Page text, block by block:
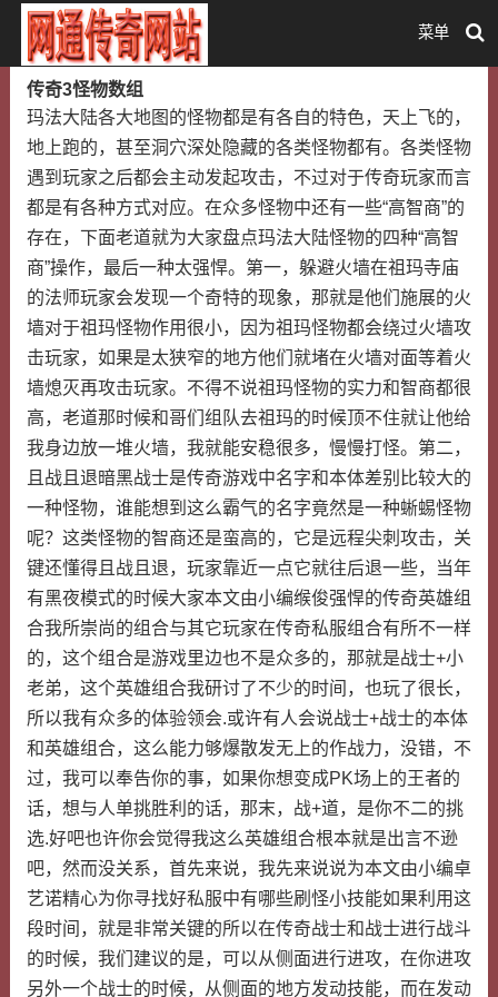
菜单
传奇3怪物数组
玛法大陆各大地图的怪物都是有各自的特色，天上飞的，
地上跑的，甚至洞穴深处隐藏的各类怪物都有。各类怪物
遇到玩家之后都会主动发起攻击，不过对于传奇玩家而言
都是有各种方式对应。在众多怪物中还有一些“高智商”的
存在，下面老道就为大家盘点玛法大陆怪物的四种“高智
商”操作，最后一种太强悍。第一，躲避火墙在祖玛寺庙
的法师玩家会发现一个奇特的现象，那就是他们施展的火
墙对于祖玛怪物作用很小，因为祖玛怪物都会绕过火墙攻
击玩家，如果是太狭窄的地方他们就堵在火墙对面等着火
墙熄灭再攻击玩家。不得不说祖玛怪物的实力和智商都很
高，老道那时候和哥们组队去祖玛的时候顶不住就让他给
我身边放一堆火墙，我就能安稳很多，慢慢打怪。第二，
且战且退暗黑战士是传奇游戏中名字和本体差别比较大的
一种怪物，谁能想到这么霸气的名字竟然是一种蜥蜴怪物
呢？这类怪物的智商还是蛮高的，它是远程尖刺攻击，关
键还懂得且战且退，玩家靠近一点它就往后退一些，当年
有黑夜模式的时候大家本文由小编缑俊强悍的传奇英雄组
合我所崇尚的组合与其它玩家在传奇私服组合有所不一样
的，这个组合是游戏里边也不是众多的，那就是战士+小
老弟，这个英雄组合我研讨了不少的时间，也玩了很长，
所以我有众多的体验领会.或许有人会说战士+战士的本体
和英雄组合，这么能力够爆散发无上的作战力，没错，不
过，我可以奉告你的事，如果你想变成PK场上的王者的
话，想与人单挑胜利的话，那末，战+道，是你不二的挑
选.好吧也许你会觉得我这么英雄组合根本就是出言不逊
吧，然而没关系，首先来说，我先来说说为本文由小编卓
艺诺精心为你寻找好私服中有哪些刷怪小技能如果利用这
段时间，就是非常关键的所以在传奇战士和战士进行战斗
的时候，我们建议的是，可以从侧面进行进攻，在你进攻
另外一个战士的时候，从侧面的地方发动技能，而在发动